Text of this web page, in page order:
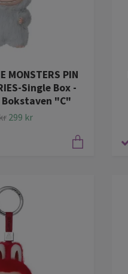
MONSTERS PIN
Single Box -
Bokstaven "C"
299 kr